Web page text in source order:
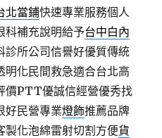
北當鋪快速專業服務個人
科補充說明給予台中白內
診所公司信譽好優質傳統
明化民間救急適合台北高
價PTT優誠信經營優秀找
好民營專業燈飾推薦品牌
製化泡綿雷射切割方便貨